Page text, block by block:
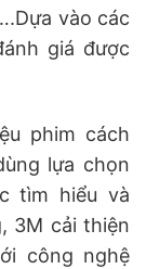
vào các
giá được
phim cách
lựa chọn
tìm hiểu và
3M cải thiện
công nghệ